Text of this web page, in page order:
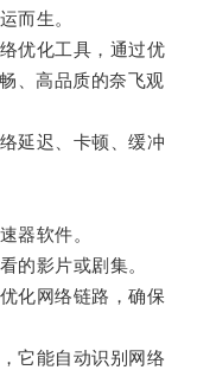
而生。
优化工具，通过优
、高品质的奈飞观
延迟、卡顿、缓冲
软件。
影片或剧集。
化网络链路，确保
它能自动识别网络